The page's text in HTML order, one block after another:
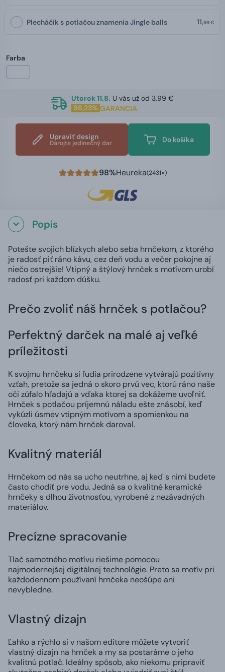
Plecháčik s potlačou znamenia Jingle balls 11,99 €
Farba
Utorok 11.8. U vás už od 3,99 €
98,23% GARANCIA
Upraviť design
Darujte jedinečný dar Do košíka
98%Heureka(2431×)
Popis
Potešte svojich blízkych alebo seba hrnčekom, z ktorého
je radosť piť ráno kávu, cez deň vodu a večer pokojne aj
niečo ostrejšie! Vtipný a štýlový hrnček s motívom urobí
radosť pri každom dúšku.
Prečo zvoliť náš hrnček s potlačou?
Perfektný darček na malé aj veľké
príležitosti
K svojmu hrnčeku si ľudia prirodzene vytvárajú pozitívny
vzťah, pretože sa jedná o skoro prvú vec, ktorú ráno naše
oči zúfalo hľadajú a vďaka ktorej sa dokážeme uvoľniť.
Hrnček s potlačou príjemnú náladu ešte znásobí, keď
vykúzli úsmev vtipným motívom a spomienkou na
človeka, ktorý nám hrnček daroval.
Kvalitný materiál
Hrnčekom od nás sa ucho neutrhne, aj keď s nimi budete
často chodiť pre vodu. Jedná sa o kvalitné keramické
hrnčeky s dlhou životnosťou, vyrobené z nezávadných
materiálov.
Precízne spracovanie
Tlač samotného motívu riešime pomocou
najmodernejšej digitálnej technológie. Preto sa motív pri
každodennom používaní hrnčeka neošúpe ani
nevybledne.
Vlastný dizajn
Ľahko a rýchlo si v našom editore môžete vytvoriť
vlastný dizajn na hrnček a my sa postaráme o jeho
kvalitnú potlač. Ideálny spôsob, ako niekomu pripraviť